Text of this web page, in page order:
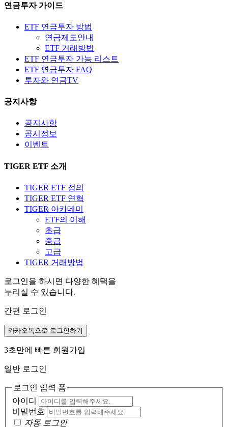
연금투자 가이드
ETF 연금투자 방법
연금제도안내
ETF 거래방법
ETF 연금투자 가능 리스트
ETF 연금투자 FAQ
투자와 연금TV
공지사항
공지사항
공시정보
이벤트
TIGER ETF 소개
TIGER ETF 정의
TIGER ETF 연혁
TIGER 아카데미
ETF의 이해
초급
중급
고급
TIGER 거래방법
로그인을 하시면 다양한 혜택을
누리실 수 있습니다.
간편 로그인
카카오톡으로 로그인하기
3초만에 빠른 회원가입
일반 로그인
로그인 입력 폼
아이디
비밀번호
자동 로그인